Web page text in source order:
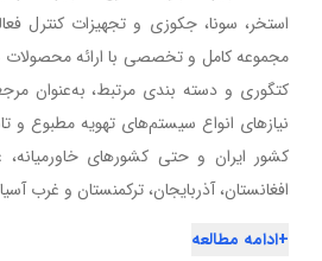
استخر، سونا، جکوزی و تجهیزات کنترل
کتگوری و دسته بندی مرتبط، به‌عنوان
نیازهای انواع سیستم‌های تهویه مطبوع و
کشور ایران و حتی کشورهای خاورمیانه،
افغانستان، آذربایجان، ترکمنستان و غرب
+ادامه مطالعه